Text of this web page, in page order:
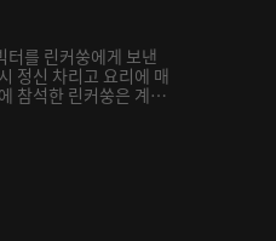
터를 린커쑹에게 보낸
정신 차리고 요리에 매
참석한 린커쑹은 계